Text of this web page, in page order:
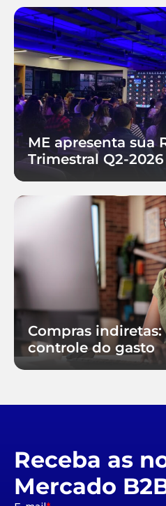
ME apresenta sua
Trimestral Q2-2026
Compras
controle do gasto
Receba as
Mercado